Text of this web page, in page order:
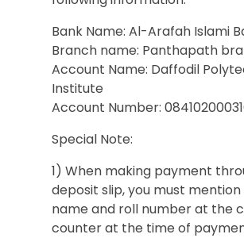
Bank Name: Al-Arafah Islami
Branch name: Panthapath
Account Name: Daffodil
Institute
Account Number:
Special Note:
1) When making payment
deposit slip, you must
name and roll number at the
counter at the time of